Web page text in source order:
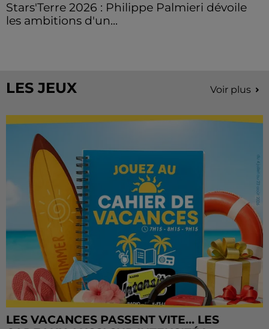
Stars'Terre 2026 : Philippe Palmieri dévoile
les ambitions d'un...
LES JEUX Voir plus
LES VACANCES PASSENT VITE... LES